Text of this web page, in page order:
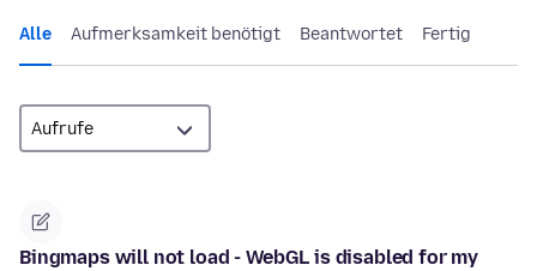
Alle Aufmerksamkeit benötigt Beantwortet Fertig
Bingmaps will not load - WebGL is disabled for my